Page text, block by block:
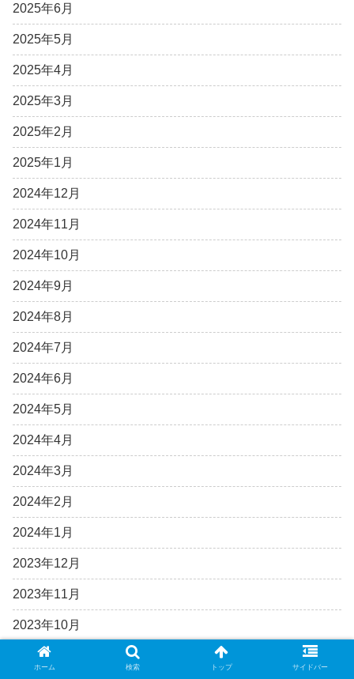
2025年6月
2025年5月
2025年4月
2025年3月
2025年2月
2025年1月
2024年12月
2024年11月
2024年10月
2024年9月
2024年8月
2024年7月
2024年6月
2024年5月
2024年4月
2024年3月
2024年2月
2024年1月
2023年12月
2023年11月
2023年10月
2023年9月
ホーム 検索 トップ サイドバー